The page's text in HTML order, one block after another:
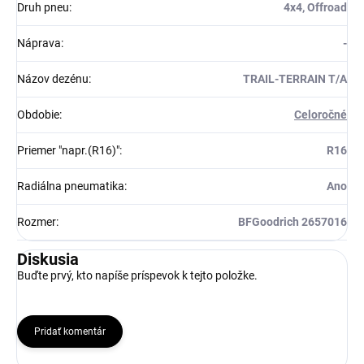
Druh pneu: 4x4, Offroad
Náprava: -
Názov dezénu: TRAIL-TERRAIN T/A
Obdobie: Celoročné
Priemer "napr.(R16)": R16
Radiálna pneumatika: Ano
Rozmer: BFGoodrich 2657016
Diskusia
Buďte prvý, kto napíše príspevok k tejto položke.
Pridať komentár